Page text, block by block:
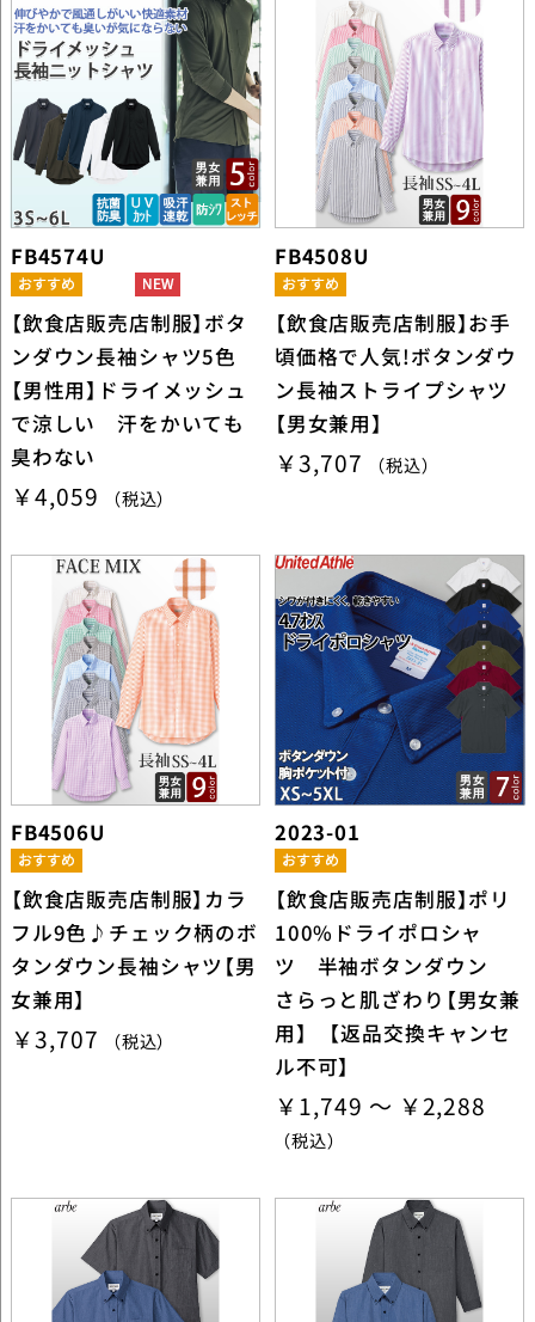
FB4574U
【飲食店販売店制服】ボタ
ンダウン長袖シャツ5色
【男性用】ドライメッシュ
で涼しい 汗をかいても
臭わない
￥4,059 （税込）
FB4508U
【飲食店販売店制服】お手
頃価格で人気!ボタンダウ
ン長袖ストライプシャツ
【男女兼用】
￥3,707 （税込）
FB4506U
【飲食店販売店制服】カラ
フル9色♪チェック柄のボ
タンダウン長袖シャツ【男
女兼用】
￥3,707 （税込）
2023-01
【飲食店販売店制服】ポリ
100%ドライポロシャ
ツ 半袖ボタンダウン
さらっと肌ざわり【男女兼
用】 【返品交換キャンセ
ル不可】
￥1,749 ～ ￥2,288
（税込）